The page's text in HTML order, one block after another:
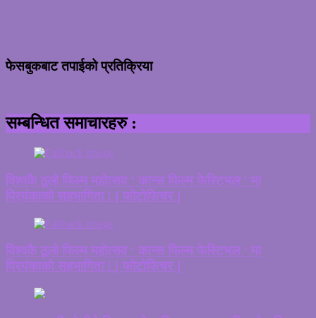
फेसबुकबाट तपाईको प्रतिक्रिया
सम्बन्धित समाचारहरु :
विश्वकै ठूलो फिल्म महोत्सव ‘ कान्स फिल्म फेस्टिभल ‘ मा
प्रियंकाको सहभागिता ! [ फोटोफिचर ]
विश्वकै ठूलो फिल्म महोत्सव ‘ कान्स फिल्म फेस्टिभल ‘ मा
प्रियंकाको सहभागिता ! [ फोटोफिचर ]